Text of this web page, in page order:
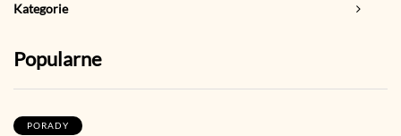
Kategorie
Popularne
PORADY